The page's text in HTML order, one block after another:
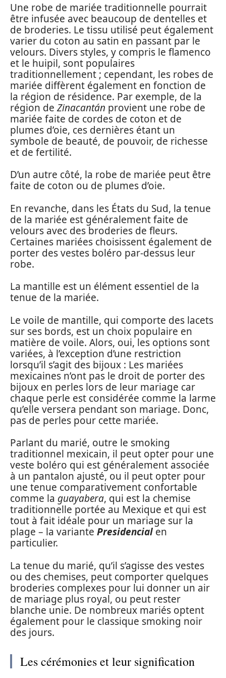
Une robe de mariée traditionnelle pourrait
être infusée avec beaucoup de dentelles et
de broderies. Le tissu utilisé peut également
varier du coton au satin en passant par le
velours. Divers styles, y compris le flamenco
et le huipil, sont populaires
traditionnellement ; cependant, les robes de
mariée diffèrent également en fonction de
la région de résidence. Par exemple, de la
région de Zinacantán provient une robe de
mariée faite de cordes de coton et de
plumes d’oie, ces dernières étant un
symbole de beauté, de pouvoir, de richesse
et de fertilité.
D’un autre côté, la robe de mariée peut être
faite de coton ou de plumes d’oie.
En revanche, dans les États du Sud, la tenue
de la mariée est généralement faite de
velours avec des broderies de fleurs.
Certaines mariées choisissent également de
porter des vestes boléro par-dessus leur
robe.
La mantille est un élément essentiel de la
tenue de la mariée.
Le voile de mantille, qui comporte des lacets
sur ses bords, est un choix populaire en
matière de voile. Alors, oui, les options sont
variées, à l’exception d’une restriction
lorsqu’il s’agit des bijoux : Les mariées
mexicaines n’ont pas le droit de porter des
bijoux en perles lors de leur mariage car
chaque perle est considérée comme la larme
qu’elle versera pendant son mariage. Donc,
pas de perles pour cette mariée.
Parlant du marié, outre le smoking
traditionnel mexicain, il peut opter pour une
veste boléro qui est généralement associée
à un pantalon ajusté, ou il peut opter pour
une tenue comparativement confortable
comme la guayabera, qui est la chemise
traditionnelle portée au Mexique et qui est
tout à fait idéale pour un mariage sur la
plage – la variante Presidencial en
particulier.
La tenue du marié, qu’il s’agisse des vestes
ou des chemises, peut comporter quelques
broderies complexes pour lui donner un air
de mariage plus royal, ou peut rester
blanche unie. De nombreux mariés optent
également pour le classique smoking noir
des jours.
Les cérémonies et leur signification